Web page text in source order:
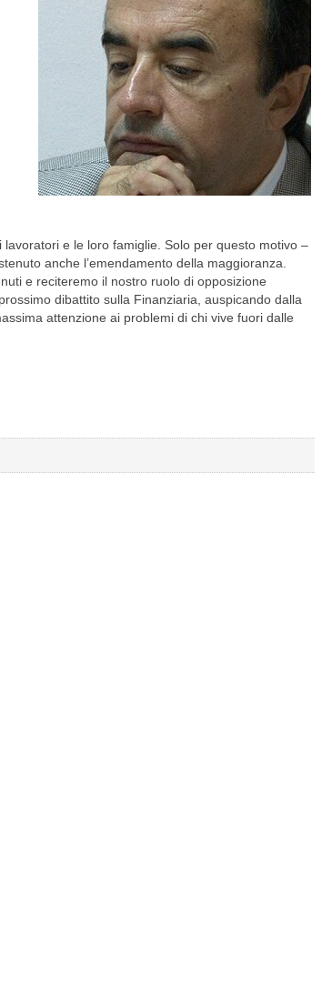
e le loro famiglie. Solo per questo motivo –
anche l’emendamento della maggioranza.
e reciteremo il nostro ruolo di opposizione
dibattito sulla Finanziaria, auspicando dalla
attenzione ai problemi di chi vive fuori dalle